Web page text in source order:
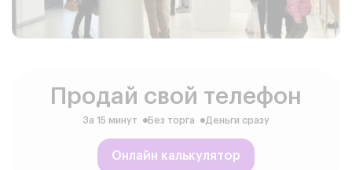
Продай свой телефон
За 15 минут Без торга Деньги сразу
Онлайн калькулятор